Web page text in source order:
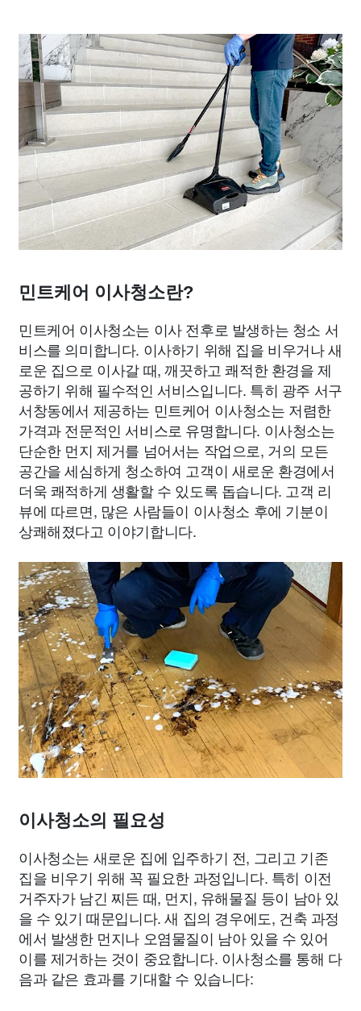
민트케어 이사청소란?
민트케어 이사청소는 이사 전후로 발생하는 청소 서
비스를 의미합니다. 이사하기 위해 집을 비우거나 새
로운 집으로 이사갈 때, 깨끗하고 쾌적한 환경을 제
공하기 위해 필수적인 서비스입니다. 특히 광주 서구
서창동에서 제공하는 민트케어 이사청소는 저렴한
가격과 전문적인 서비스로 유명합니다. 이사청소는
단순한 먼지 제거를 넘어서는 작업으로, 거의 모든
공간을 세심하게 청소하여 고객이 새로운 환경에서
더욱 쾌적하게 생활할 수 있도록 돕습니다. 고객 리
뷰에 따르면, 많은 사람들이 이사청소 후에 기분이
상쾌해졌다고 이야기합니다.
이사청소의 필요성
이사청소는 새로운 집에 입주하기 전, 그리고 기존
집을 비우기 위해 꼭 필요한 과정입니다. 특히 이전
거주자가 남긴 찌든 때, 먼지, 유해물질 등이 남아 있
을 수 있기 때문입니다. 새 집의 경우에도, 건축 과정
에서 발생한 먼지나 오염물질이 남아 있을 수 있어
이를 제거하는 것이 중요합니다. 이사청소를 통해 다
음과 같은 효과를 기대할 수 있습니다: